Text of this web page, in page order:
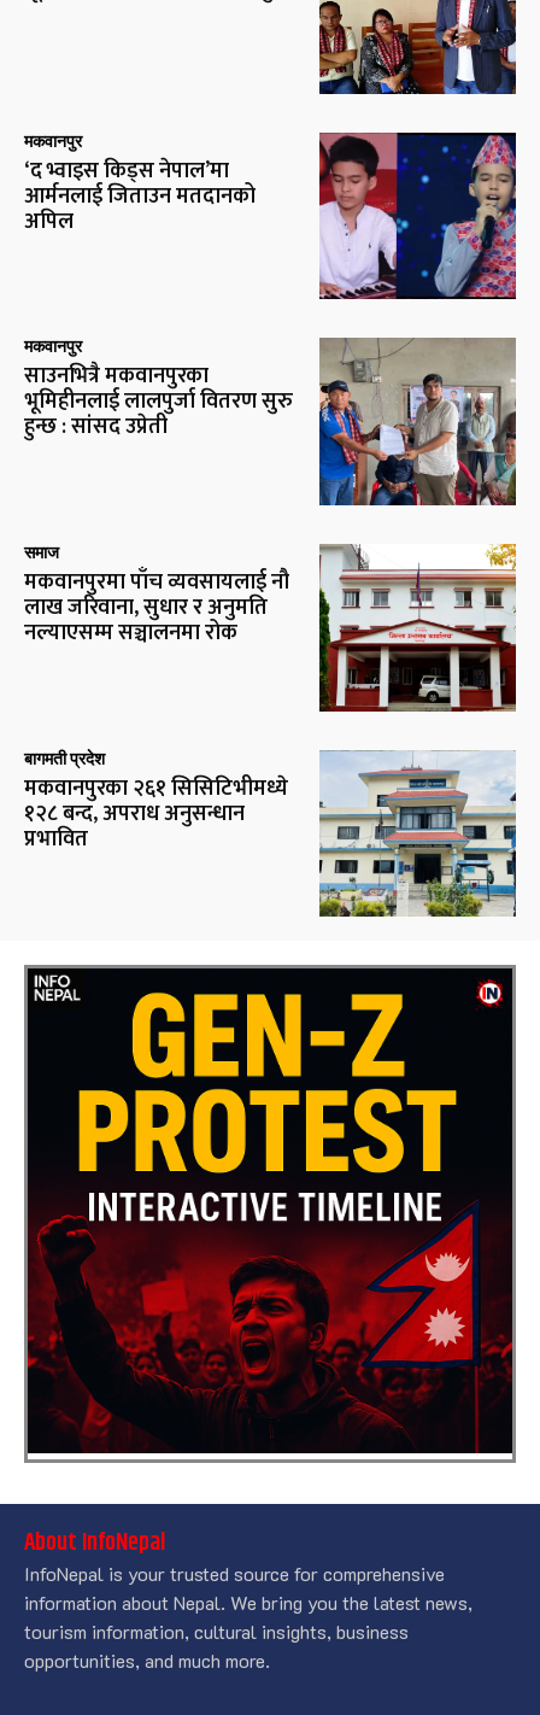
मकवानपुर
‘द भ्वाइस किड्स नेपाल’मा
आर्मनलाई जिताउन मतदानको
अपिल
मकवानपुर
साउनभित्रै मकवानपुरका
भूमिहीनलाई लालपुर्जा वितरण सुरु
हुन्छ : सांसद उप्रेती
समाज
मकवानपुरमा पाँच व्यवसायलाई नौ
लाख जरिवाना, सुधार र अनुमति
नल्याएसम्म सञ्चालनमा रोक
बागमती प्रदेश
मकवानपुरका २६१ सिसिटिभीमध्ये
१२८ बन्द, अपराध अनुसन्धान
प्रभावित
About InfoNepal
InfoNepal is your trusted source for comprehensive
information about Nepal. We bring you the latest news,
tourism information, cultural insights, business
opportunities, and much more.